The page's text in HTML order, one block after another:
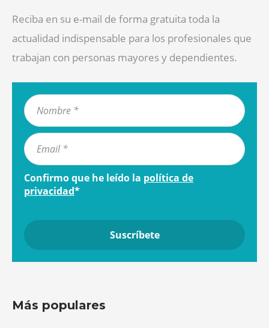
Reciba en su e-mail de forma gratuita toda la
actualidad indispensable para los profesionales que
trabajan con personas mayores y dependientes.
Confirmo que he leído la política de
privacidad*
Más populares